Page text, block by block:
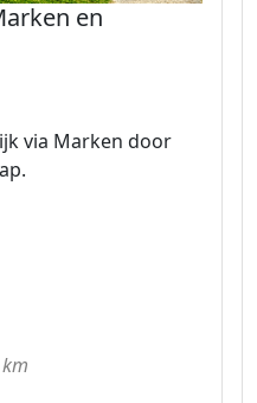
en
via Marken door